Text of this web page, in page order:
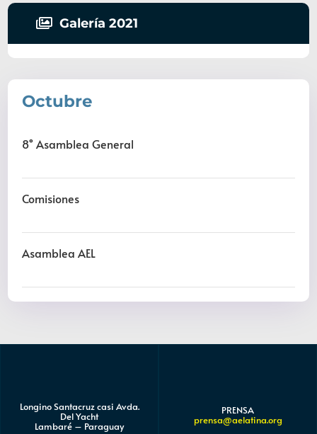
 Galería 2021
Octubre
8˚ Asamblea General
Comisiones
Asamblea AEL
Longino Santacruz casi Avda.
Del Yacht
Lambaré – Paraguay
PRENSA
prensa@aelatina.org